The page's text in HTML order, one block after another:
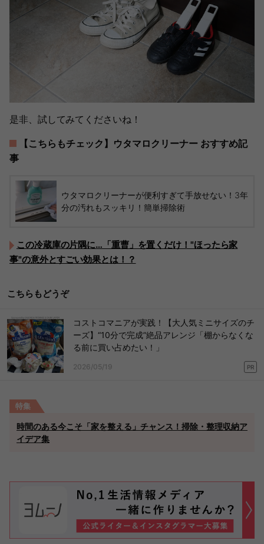
是非、試してみてくださいね！
【こちらもチェック】ウタマロクリーナー おすすめ記
事
ウタマロクリーナーが便利すぎて手放せない！3年
分の汚れもスッキリ！簡単掃除術
この冷蔵庫の片隅に…「重曹」を置くだけ！"ほったら家
事"の意外とすごい効果とは！？
こちらもどうぞ
コストコマニアが実践！【大人気ミニサイズのチ
ーズ】“10分で完成”絶品アレンジ「棚からなくな
る前に買い占めたい！」
2026/05/19 PR
特集
時間のある今こそ「家を整える」チャンス！掃除・整理収納ア
イデア集